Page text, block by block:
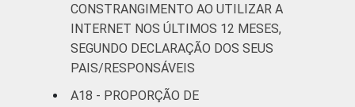
CONSTRANGIMENTO AO UTILIZAR A
INTERNET NOS ÚLTIMOS 12 MESES,
SEGUNDO DECLARAÇÃO DOS SEUS
PAIS/RESPONSÁVEIS
A18 - PROPORÇÃO DE